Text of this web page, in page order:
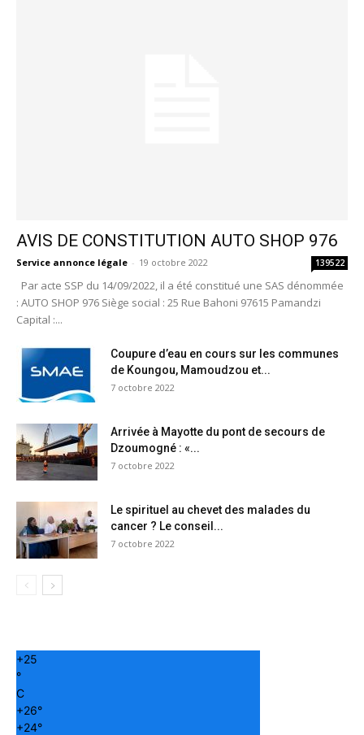
AVIS DE CONSTITUTION AUTO SHOP 976
Service annonce légale - 19 octobre 2022 139522
Par acte SSP du 14/09/2022, il a été constitué une SAS dénommée
: AUTO SHOP 976 Siège social : 25 Rue Bahoni 97615 Pamandzi
Capital :...
Coupure d’eau en cours sur les communes
de Koungou, Mamoudzou et...
7 octobre 2022
Arrivée à Mayotte du pont de secours de
Dzoumogné : «...
7 octobre 2022
Le spirituel au chevet des malades du
cancer ? Le conseil...
7 octobre 2022
+25
°
C
+26°
+24°